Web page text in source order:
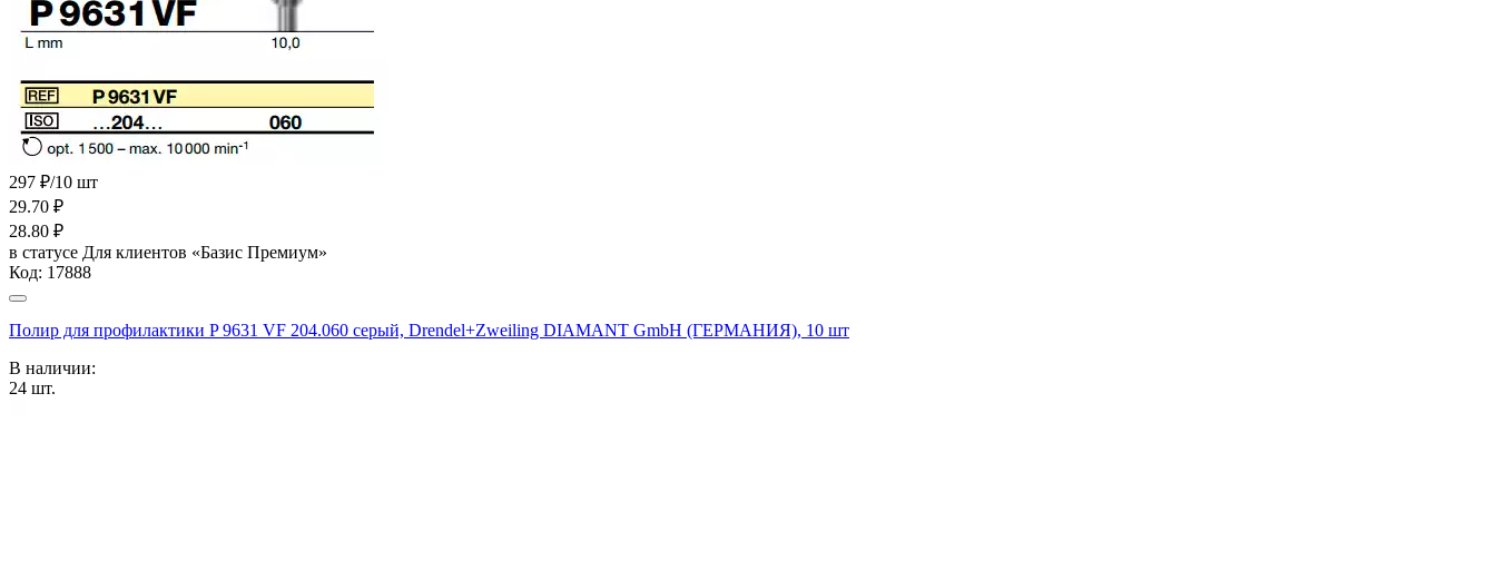
297 ₽/10 шт
29.70 ₽
28.80 ₽
в статусе Для клиентов «Базис Премиум»
Код: 17888
Полир для профилактики P 9631 VF 204.060 серый, Drendel+Zweiling DIAMANT GmbH (ГЕРМАНИЯ), 10 шт
В наличии:
24 шт.